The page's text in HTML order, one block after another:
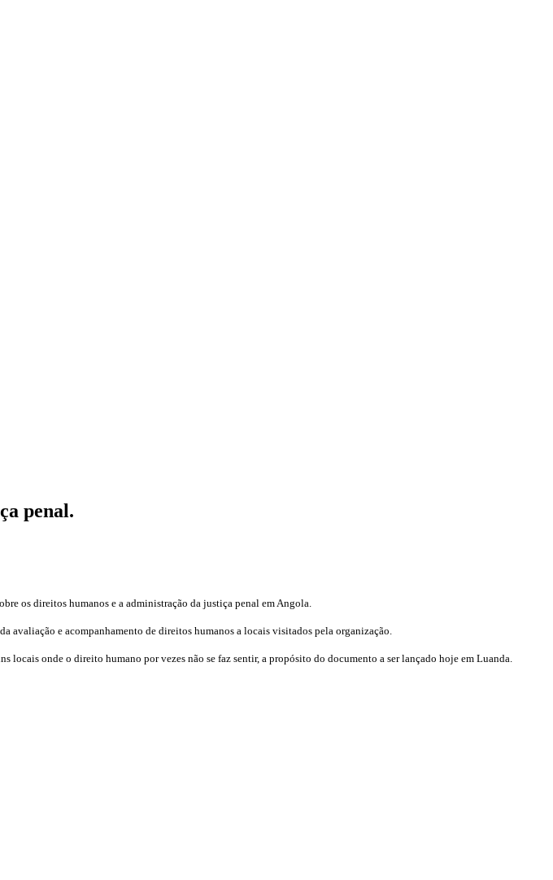
penal.
os direitos humanos e a administração da justiça penal em Angola.
avaliação e acompanhamento de direitos humanos a locais visitados pela organização.
locais onde o direito humano por vezes não se faz sentir, a propósito do documento a ser lançado hoje em Luanda.